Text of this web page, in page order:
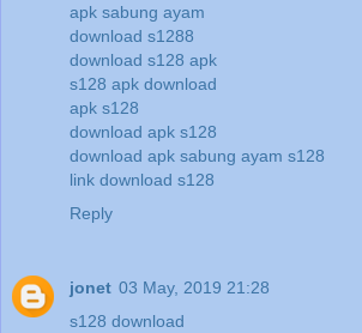
apk sabung ayam
download s1288
download s128 apk
s128 apk download
apk s128
download apk s128
download apk sabung ayam s128
link download s128
Reply
jonet 03 May, 2019 21:28
s128 download